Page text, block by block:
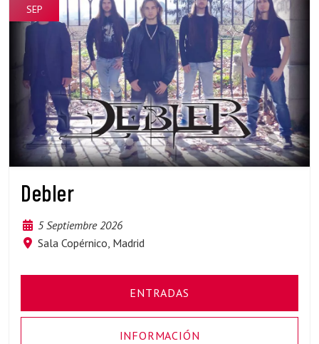
SEP
Debler
5 Septiembre 2026
Sala Copérnico, Madrid
ENTRADAS
INFORMACIÓN